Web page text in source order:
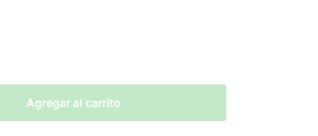
Agregar al carrito